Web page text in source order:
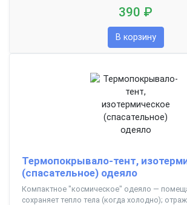
390 ₽
В корзину
Термопокрывало-тент,
(спасательное) одеяло
Компактное "космическое" одеяло —
сохраняет тепло тела (когда холодно);